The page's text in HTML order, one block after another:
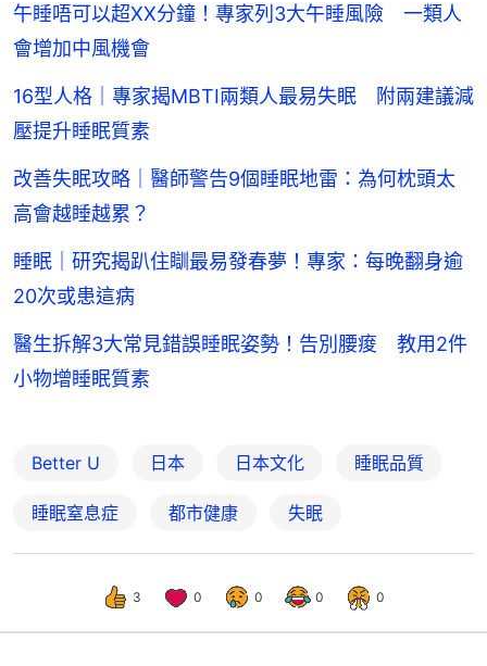
午睡唔可以超XX分鐘！專家列3大午睡風險 一類人
會增加中風機會
16型人格｜專家揭MBTI兩類人最易失眠 附兩建議減
壓提升睡眠質素
改善失眠攻略｜醫師警告9個睡眠地雷：為何枕頭太
高會越睡越累？
睡眠｜研究揭趴住瞓最易發春夢！專家：每晚翻身逾
20次或患這病
醫生拆解3大常見錯誤睡眠姿勢！告別腰痠 教用2件
小物增睡眠質素
Better U 日本 日本文化 睡眠品質
睡眠窒息症 都市健康 失眠
3 0 0 0 0